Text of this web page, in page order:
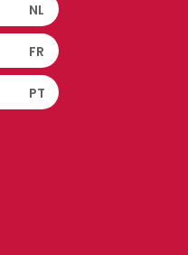
NL
FR
PT